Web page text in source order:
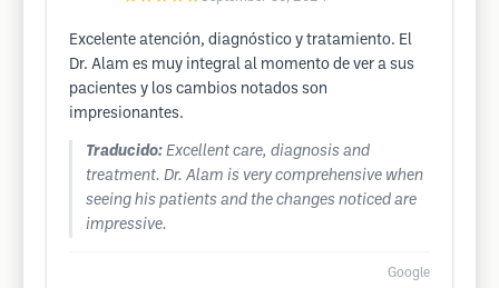
Excelente atención, diagnóstico y tratamiento. El
Dr. Alam es muy integral al momento de ver a sus
pacientes y los cambios notados son
impresionantes.
Traducido: Excellent care, diagnosis and
treatment. Dr. Alam is very comprehensive when
seeing his patients and the changes noticed are
impressive.
Google